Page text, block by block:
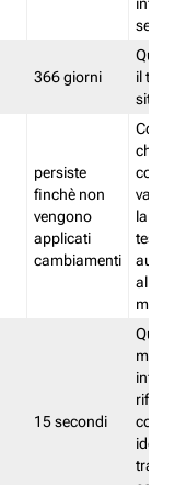
366 giorni
il
sito
persiste
finchè non
vengono
applicati
cambiamenti
che
la
test.
15 secondi